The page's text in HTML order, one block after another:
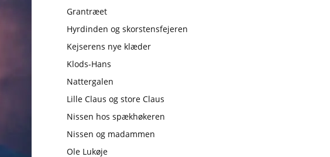
Grantræet
Hyrdinden og skorstensfejeren
Kejserens nye klæder
Klods-Hans
Nattergalen
Lille Claus og store Claus
Nissen hos spækhøkeren
Nissen og madammen
Ole Lukøje